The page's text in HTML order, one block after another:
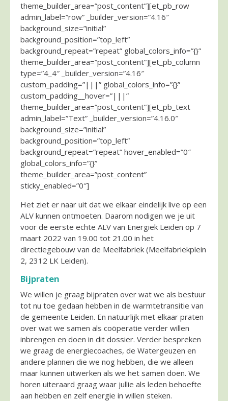
theme_builder_area=”post_content”][et_pb_row
admin_label=”row” _builder_version=”4.16″
background_size=”initial”
background_position=”top_left”
background_repeat=”repeat” global_colors_info=”{}”
theme_builder_area=”post_content”][et_pb_column
type=”4_4″ _builder_version=”4.16″
custom_padding=”|||” global_colors_info=”{}”
custom_padding__hover=”|||”
theme_builder_area=”post_content”][et_pb_text
admin_label=”Text” _builder_version=”4.16.0″
background_size=”initial”
background_position=”top_left”
background_repeat=”repeat” hover_enabled=”0″
global_colors_info=”{}”
theme_builder_area=”post_content”
sticky_enabled=”0″]
Het ziet er naar uit dat we elkaar eindelijk live op een
ALV kunnen ontmoeten. Daarom nodigen we je uit
voor de eerste echte ALV van Energiek Leiden op 7
maart 2022 van 19.00 tot 21.00 in het
directiegebouw van de Meelfabriek (Meelfabriekplein
2, 2312 LK Leiden).
Bijpraten
We willen je graag bijpraten over wat we als bestuur
tot nu toe gedaan hebben in de warmtetransitie van
de gemeente Leiden. En natuurlijk met elkaar praten
over wat we samen als coöperatie verder willen
inbrengen en doen in dit dossier. Verder bespreken
we graag de energiecoaches, de Watergeuzen en
andere plannen die we nog hebben, die we alleen
maar kunnen uitwerken als we het samen doen. We
horen uiteraard graag waar jullie als leden behoefte
aan hebben en zelf energie in willen steken.